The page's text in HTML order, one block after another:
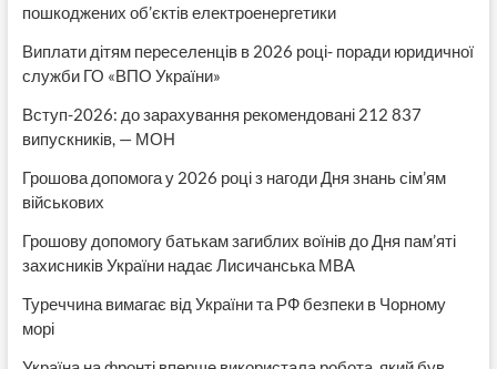
пошкоджених об’єктів електроенергетики
Виплати дітям переселенців в 2026 році- поради юридичної
служби ГО «ВПО України»
Вступ-2026: до зарахування рекомендовані 212 837
випускників, — МОН
Грошова допомога у 2026 році з нагоди Дня знань сім’ям
військових
Грошову допомогу батькам загиблих воїнів до Дня пам’яті
захисників України надає Лисичанська МВА
Туреччина вимагає від України та РФ безпеки в Чорному
морі